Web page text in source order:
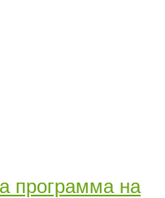
программа на